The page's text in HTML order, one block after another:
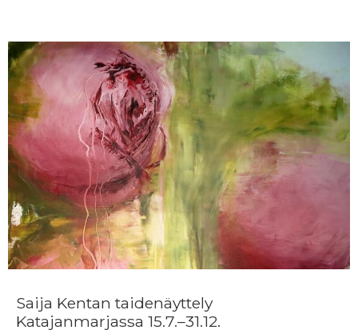
Saija Kentan taidenäyttely
Katajanmarjassa 15.7.–31.12.